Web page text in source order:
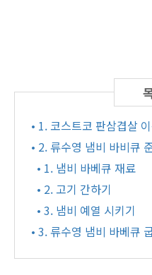
• 1. 코스트코 판삼겹살
• 2. 류수영 냄비 바비큐
• 1. 냄비 바베큐 재료
• 2. 고기 간하기
• 3. 냄비 예열 시키기
• 3. 류수영 냄비 바베큐